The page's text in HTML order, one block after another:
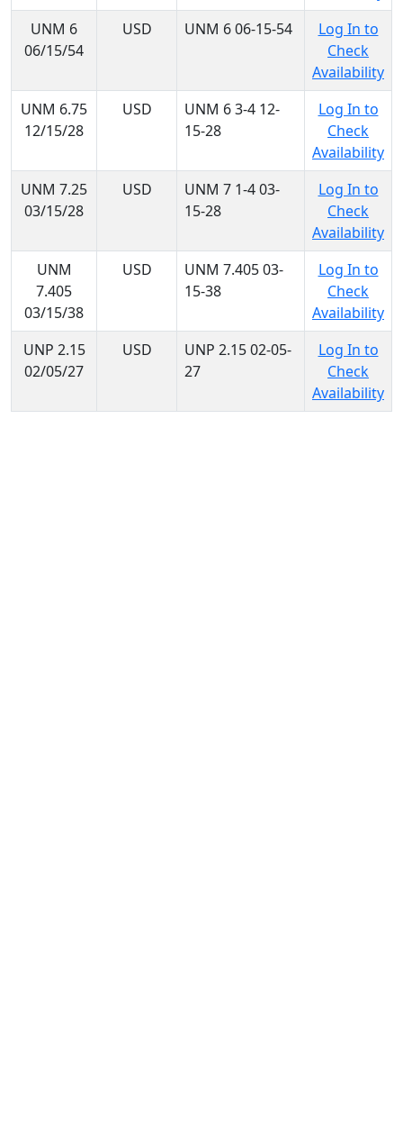
UNM 6
06/15/54
USD UNM 6 06-15-54
Log In to
Check
Availability
UNM 6.75
12/15/28
USD
UNM 6 3-4 12-
15-28
Log In to
Check
Availability
UNM 7.25
03/15/28
USD
UNM 7 1-4 03-
15-28
Log In to
Check
Availability
UNM
7.405
03/15/38
USD
UNM 7.405 03-
15-38
Log In to
Check
Availability
UNP 2.15
02/05/27
USD
UNP 2.15 02-05-
27
Log In to
Check
Availability